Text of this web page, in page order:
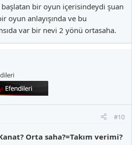
bir oyun içerisindeydi şuan
oyun anlayışında ve bu
var bir nevi 2 yönü ortasaha.
#10
Orta saha?=Takım verimi?